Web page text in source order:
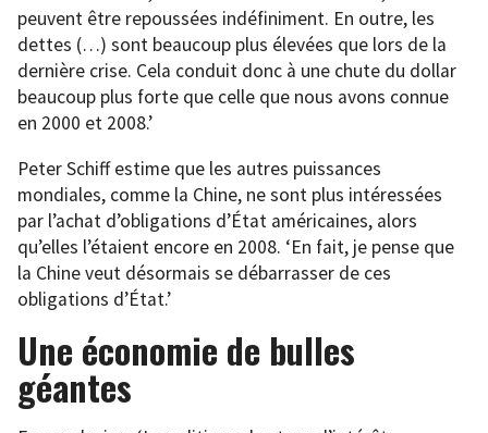
peuvent être repoussées indéfiniment. En outre, les
dettes (…) sont beaucoup plus élevées que lors de la
dernière crise. Cela conduit donc à une chute du dollar
beaucoup plus forte que celle que nous avons connue
en 2000 et 2008.’
Peter Schiff estime que les autres puissances
mondiales, comme la Chine, ne sont plus intéressées
par l’achat d’obligations d’État américaines, alors
qu’elles l’étaient encore en 2008. ‘En fait, je pense que
la Chine veut désormais se débarrasser de ces
obligations d’État.’
Une économie de bulles
géantes